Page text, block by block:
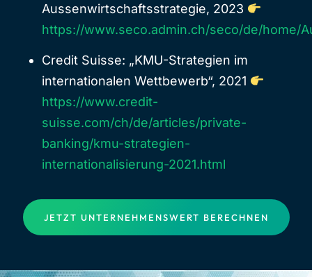
Aussenwirtschaftsstrategie, 2023
https://www.seco.admin.ch/seco/de/home/
Credit Suisse: „KMU-Strategien im
internationalen Wettbewerb“, 2021
https://www.credit-
suisse.com/ch/de/articles/private-
banking/kmu-strategien-
internationalisierung-2021.html
JETZT UNTERNEHMENSWERT BERECHNEN